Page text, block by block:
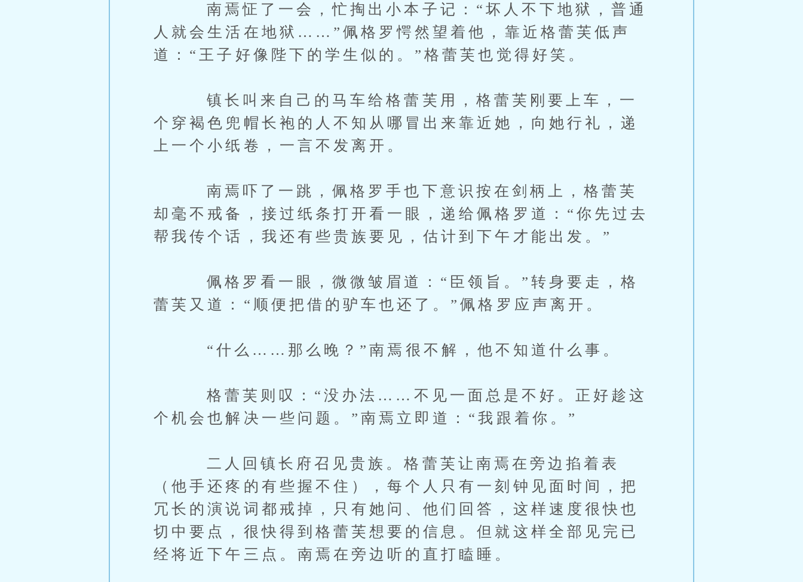
南焉怔了一会，忙掏出小本子记：“坏人不下地狱，普通
人就会生活在地狱……”佩格罗愕然望着他，靠近格蕾芙低声
道：“王子好像陛下的学生似的。”格蕾芙也觉得好笑。
镇长叫来自己的马车给格蕾芙用，格蕾芙刚要上车，一
个穿褐色兜帽长袍的人不知从哪冒出来靠近她，向她行礼，递
上一个小纸卷，一言不发离开。
南焉吓了一跳，佩格罗手也下意识按在剑柄上，格蕾芙
却毫不戒备，接过纸条打开看一眼，递给佩格罗道：“你先过去
帮我传个话，我还有些贵族要见，估计到下午才能出发。”
佩格罗看一眼，微微皱眉道：“臣领旨。”转身要走，格
蕾芙又道：“顺便把借的驴车也还了。”佩格罗应声离开。
“什么……那么晚？”南焉很不解，他不知道什么事。
格蕾芙则叹：“没办法……不见一面总是不好。正好趁这
个机会也解决一些问题。”南焉立即道：“我跟着你。”
二人回镇长府召见贵族。格蕾芙让南焉在旁边掐着表
（他手还疼的有些握不住），每个人只有一刻钟见面时间，把
冗长的演说词都戒掉，只有她问、他们回答，这样速度很快也
切中要点，很快得到格蕾芙想要的信息。但就这样全部见完已
经将近下午三点。南焉在旁边听的直打瞌睡。